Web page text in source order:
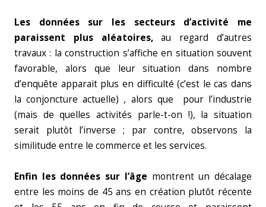
Les données sur les secteurs d’activité me
paraissent plus aléatoires,au regard d’autres
travaux : la construction s’affiche en situation souvent
favorable, alors que leur situation dans nombre
d’enquête apparait plus en difficulté (c’est le cas dans
la conjoncture actuelle) , alors que pour l’industrie
(mais de quelles activités parle-t-on !), la situation
serait plutôt l’inverse ; par contre, observons la
similitude entre le commerce et les services.
Enfin les données sur l’âge montrent un décalage
entre les moins de 45 ans en création plutôt récente